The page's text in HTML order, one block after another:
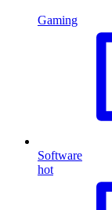
Gaming
Software
hot